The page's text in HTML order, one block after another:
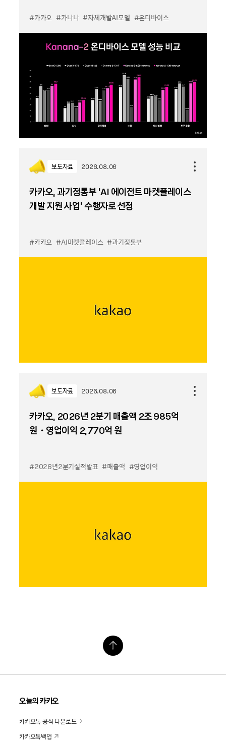
#카카오 #카나나 #자체개발AI모델 #온디바이스
보도자료 2026.08.06
카카오, 과기정통부 ‘AI 에이전트 마켓플레이스
개발 지원 사업’ 수행자로 선정
#카카오 #AI마켓플레이스 #과기정통부
보도자료 2026.08.06
카카오, 2026년 2분기 매출액 2조 985억
원・영업이익 2,770억 원
#2026년2분기실적발표 #매출액 #영업이익
오늘의 카카오
카카오톡 공식 다운로드
카카오톡백업